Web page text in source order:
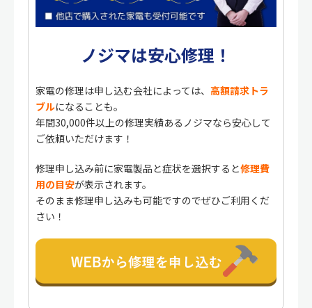
ノジマは安心修理！
家電の修理は申し込む会社によっては、 高額請求トラ
ブルになることも。
年間30,000件以上の修理実績あるノジマなら安心して
ご依頼いただけます！
修理申し込み前に家電製品と症状を選択すると修理費
用の目安が表示されます。
そのまま修理申し込みも可能ですのでぜひご利用くだ
さい！